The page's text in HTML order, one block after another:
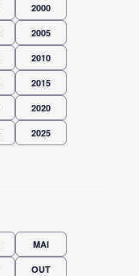
2000
2005
2010
2015
2020
2025
MAI
OUT